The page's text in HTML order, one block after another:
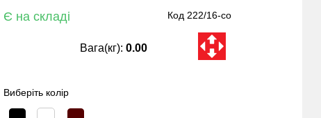
Є на складі Код 222/16-со
Вага(кг):0.00
Виберіть колір